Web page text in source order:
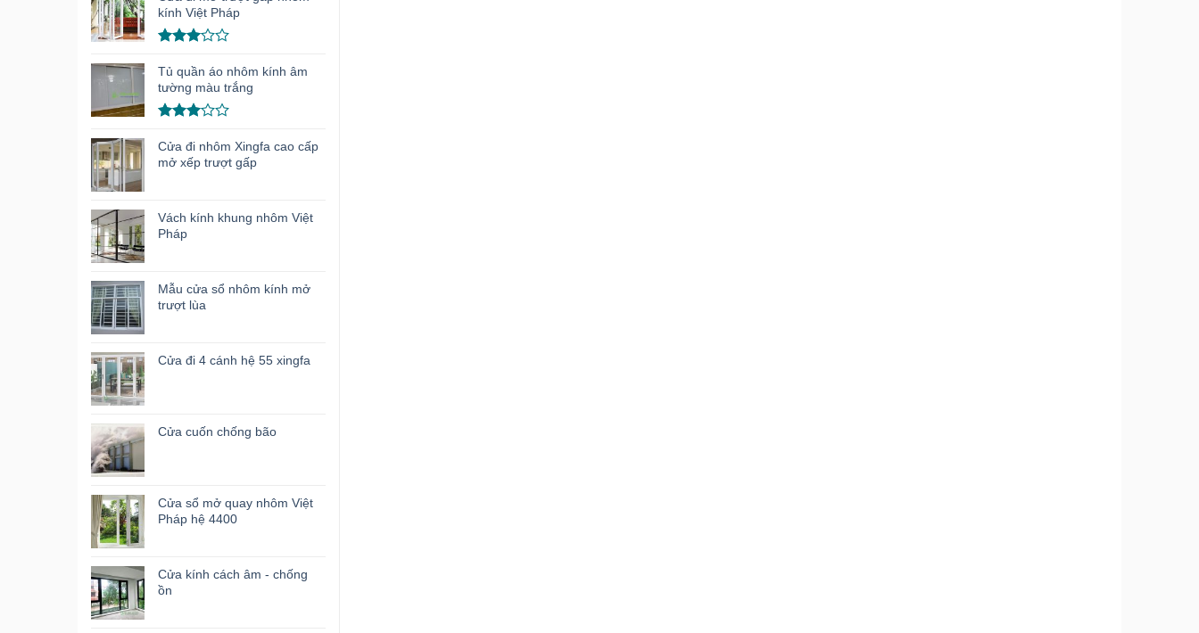
5 sao
kính Việt Pháp
xếp
hạng
3.00 5
sao
Tủ quần áo nhôm kính âm
tường màu trắng
xếp
hạng
5
Cửa đi nhôm Xingfa cao cấp
mở xếp trượt gấp
Vách kính khung nhôm Việt
Pháp
Mẫu cửa sổ nhôm kính mở
trượt lùa
Cửa đi 4 cánh hệ 55 xingfa
Cửa cuốn chống bão
Cửa sổ mở quay nhôm Việt
Pháp hệ 4400
Cửa kính cách âm - chống
ồn